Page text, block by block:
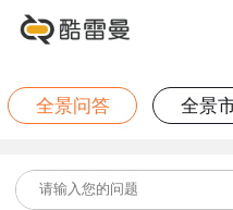
全景问答 全景